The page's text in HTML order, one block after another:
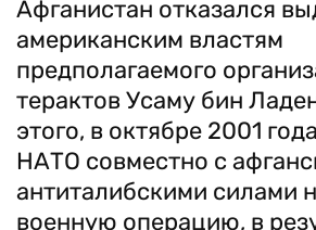
Афганистан отказался
американским властям
предполагаемого
терактов Усаму бин
этого, в октябре 2001
НАТО совместно с
антиталибскими силами
военную операцию, в